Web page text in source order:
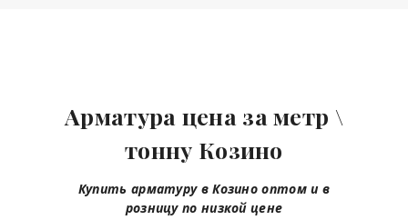
Арматура цена за метр \
тонну Козино
Купить арматуру в Козинооптоми в
розницупо низкой цене